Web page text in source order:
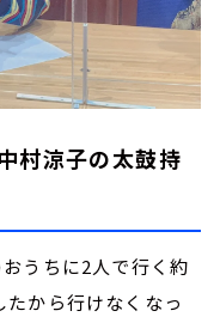
村涼子の太鼓持
うちに2人で行く約
から行けなくなっ